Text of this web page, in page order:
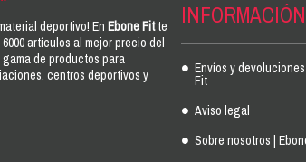
deportivo! En Ebone Fitte
artículos al mejor precio del
gama de productos para
centros deportivos y
INFORMACIÓN
Envíos y
Fit
Aviso legal
Sobre nosotros |